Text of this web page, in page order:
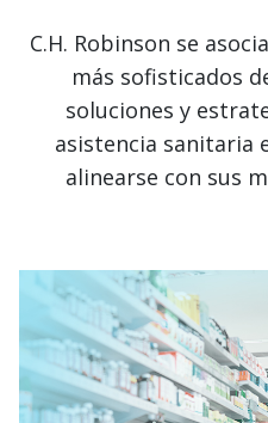
C.H. Robinson se
más sofisticados
soluciones y
asistencia sanitaria
alinearse con sus